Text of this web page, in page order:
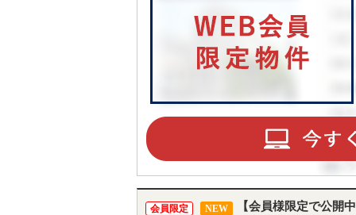
会員限定 NEW 【会員様限定で公開